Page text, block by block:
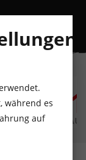
FR
14
AUGUST
während es
auf